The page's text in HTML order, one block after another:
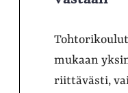
mukaan
riittävästi,